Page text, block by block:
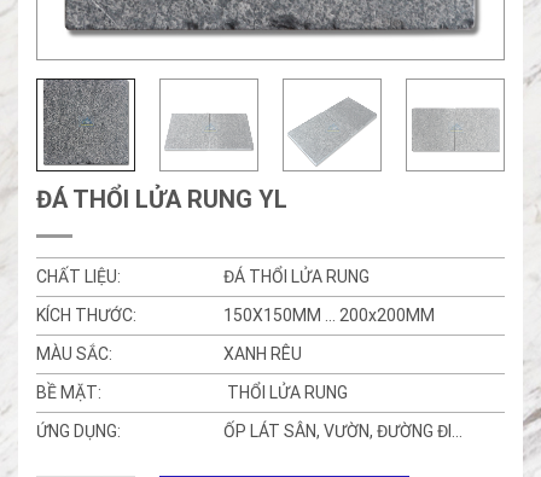
ĐÁ THỔI LỬA RUNG YL
CHẤT LIỆU:
ĐÁ THỔI LỬA RUNG
KÍCH THƯỚC:
150X150MM … 200x200MM
MÀU SẮC:
XANH RÊU
BỀ MẶT:
THỔI LỬA RUNG
ỨNG DỤNG:
ỐP LÁT SÂN, VƯỜN, ĐƯỜNG ĐI…